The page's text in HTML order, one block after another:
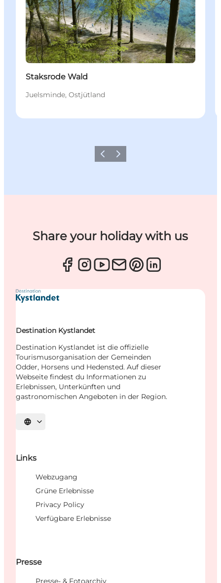
Staksrode Wald
Juelsminde, Ostjütland
ZurückWeiter
Share your holiday with us
Destination Kystlandet
Destination Kystlandet ist die offizielle
Tourismusorganisation der Gemeinden
Odder, Horsens und Hedensted. Auf dieser
Webseite findest du Informationen zu
Erlebnissen, Unterkünften und
gastronomischen Angeboten in der Region.
Sprache auswählen
Links
Webzugang
Grüne Erlebnisse
Privacy Policy
Verfügbare Erlebnisse
Presse